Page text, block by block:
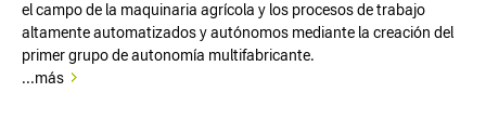
el campo de la maquinaria agrícola y los procesos de trabajo
altamente automatizados y autónomos mediante la creación del
primer grupo de autonomía multifabricante.
...más